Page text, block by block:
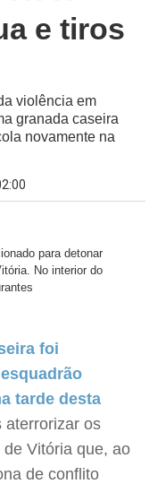
e tiros
violência em
granada caseira
novamente na
para detonar
No interior do
foi
tarde desta
aterrorizar os
Vitória que, ao
de conflito